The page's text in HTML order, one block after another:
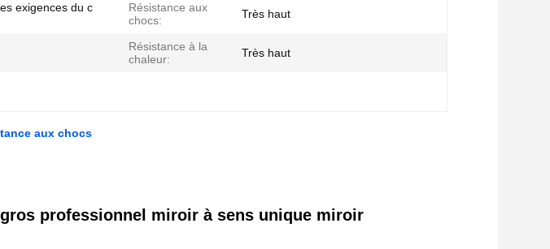
exigences du c
Résistance aux
chocs:
Très haut
Résistance à la
chaleur:
Très haut
aux chocs
professionnel miroir à sens unique miroir